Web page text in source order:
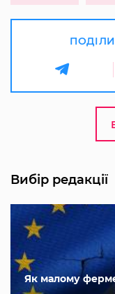
Вибір редакції
Як малому